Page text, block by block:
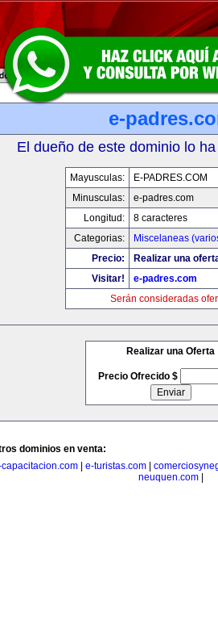
e-
El dueño de este dominio lo
Mayusculas:
E-PADRES.COM
Minusculas:
e-padres.com
Longitud:
8 caracteres
Categorias:
Miscelaneas
Precio:
Realizar una
Visitar!
e-padres.com
Serán consideradas
Realizar una Oferta
Precio Ofrecido $
dominios en venta:
e-turistas.com
neuquen.com|